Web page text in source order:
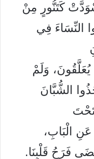
اسْوَدَّتْ كَتَنُّورٍ مِنْ
الْجُوعِ. 11أَذَلُّوا النِّسَاءَ فِي
يُعَلَّقُونَ، وَلَمْ
وُجُوهُ الشُّيُوخِ. 13أَخَذُوا الشُّبَّانَ
تَحْتَ
عَنِ الْبَابِ،
عَنْ غِنَائِهِمْ. 15مَضَى فَرَحُ قَلْبِنَا.